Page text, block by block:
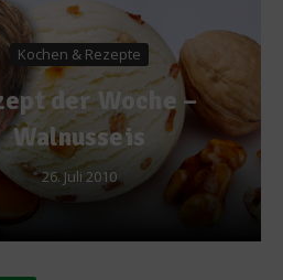
& Rezepte
Woche –
26. Juli 2010